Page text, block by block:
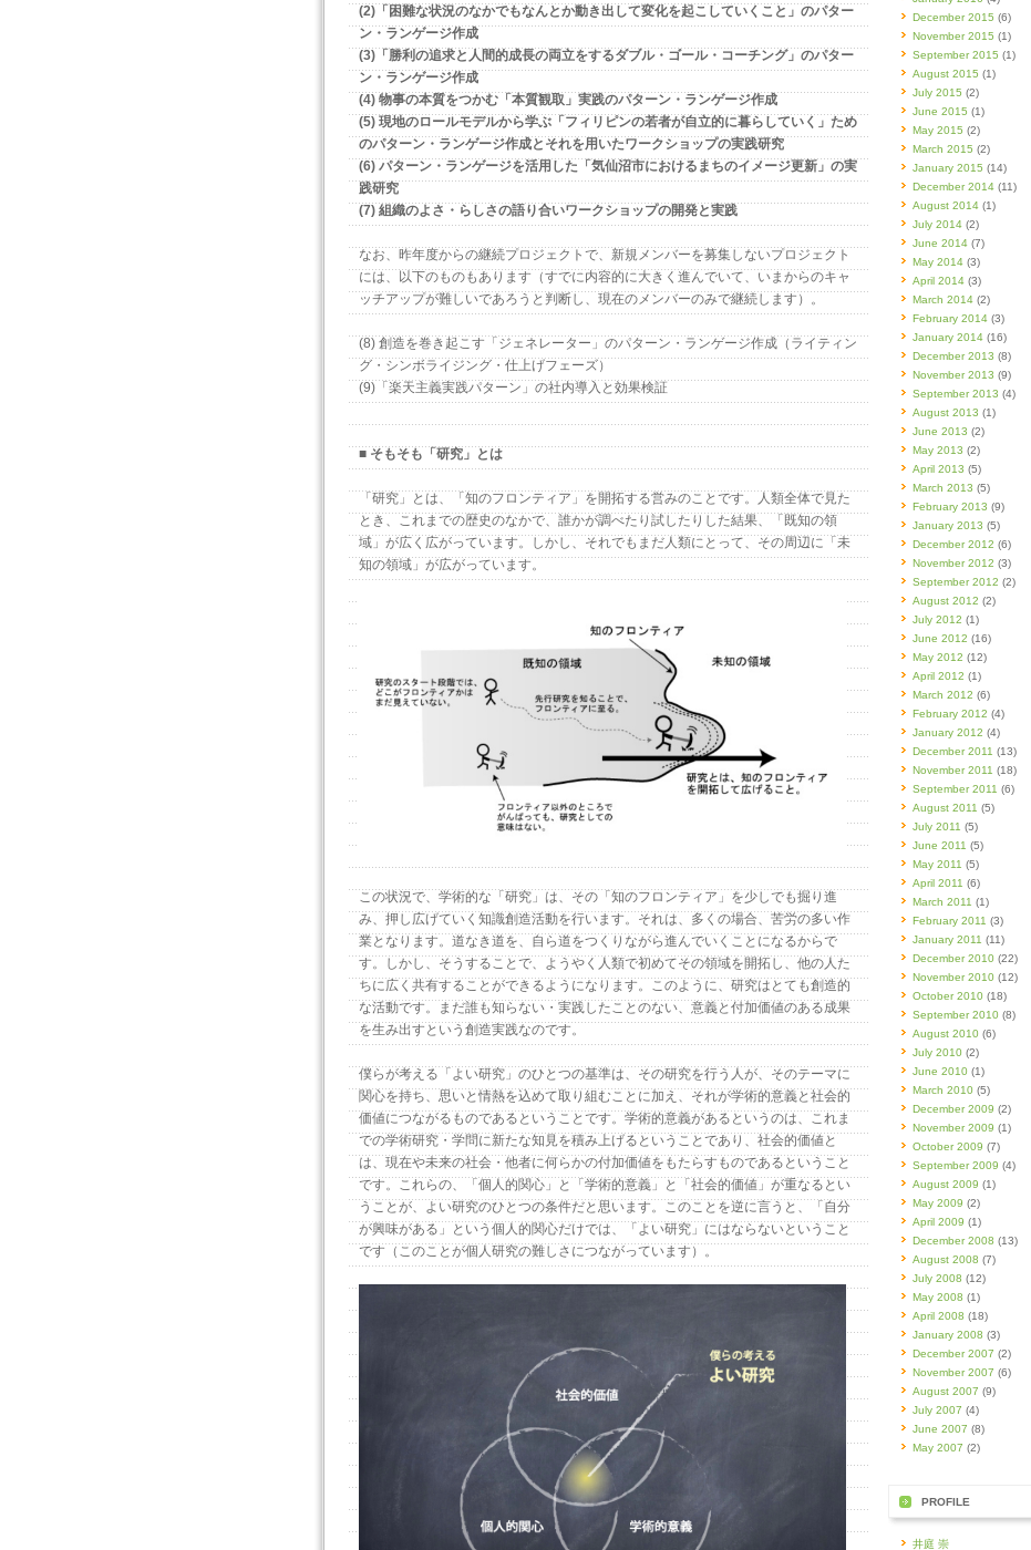
(2)「困難な状況のなかでもなんとか動き出して変化を起こしていくこと」のパター
ン・ランゲージ作成
(3)「勝利の追求と人間的成長の両立をするダブル・ゴール・コーチング」のパター
ン・ランゲージ作成
(4) 物事の本質をつかむ「本質観取」実践のパターン・ランゲージ作成
(5) 現地のロールモデルから学ぶ「フィリピンの若者が自立的に暮らしていく」ため
のパターン・ランゲージ作成とそれを用いたワークショップの実践研究
(6) パターン・ランゲージを活用した「気仙沼市におけるまちのイメージ更新」の実
践研究
(7) 組織のよさ・らしさの語り合いワークショップの開発と実践
なお、昨年度からの継続プロジェクトで、新規メンバーを募集しないプロジェクト
には、以下のものもあります（すでに内容的に大きく進んでいて、いまからのキャ
ッチアップが難しいであろうと判断し、現在のメンバーのみで継続します）。
(8) 創造を巻き起こす「ジェネレーター」のパターン・ランゲージ作成（ライティン
グ・シンボライジング・仕上げフェーズ）
(9)「楽天主義実践パターン」の社内導入と効果検証
■ そもそも「研究」とは
「研究」とは、「知のフロンティア」を開拓する営みのことです。人類全体で見た
とき、これまでの歴史のなかで、誰かが調べたり試したりした結果、「既知の領
域」が広く広がっています。しかし、それでもまだ人類にとって、その周辺に「未
知の領域」が広がっています。
この状況で、学術的な「研究」は、その「知のフロンティア」を少しでも掘り進
み、押し広げていく知識創造活動を行います。それは、多くの場合、苦労の多い作
業となります。道なき道を、自ら道をつくりながら進んでいくことになるからで
す。しかし、そうすることで、ようやく人類で初めてその領域を開拓し、他の人た
ちに広く共有することができるようになります。このように、研究はとても創造的
な活動です。まだ誰も知らない・実践したことのない、意義と付加価値のある成果
を生み出すという創造実践なのです。
僕らが考える「よい研究」のひとつの基準は、その研究を行う人が、そのテーマに
関心を持ち、思いと情熱を込めて取り組むことに加え、それが学術的意義と社会的
価値につながるものであるということです。学術的意義があるというのは、これま
での学術研究・学問に新たな知見を積み上げるということであり、社会的価値と
は、現在や未来の社会・他者に何らかの付加価値をもたらすものであるということ
です。これらの、「個人的関心」と「学術的意義」と「社会的価値」が重なるとい
うことが、よい研究のひとつの条件だと思います。このことを逆に言うと、「自分
が興味がある」という個人的関心だけでは、「よい研究」にはならないということ
です（このことが個人研究の難しさにつながっています）。
December 2015 (6)
November 2015 (1)
September 2015 (1)
August 2015 (1)
July 2015 (2)
June 2015 (1)
May 2015 (2)
March 2015 (2)
January 2015 (14)
December 2014 (11)
August 2014 (1)
July 2014 (2)
June 2014 (7)
May 2014 (3)
April 2014 (3)
March 2014 (2)
February 2014 (3)
January 2014 (16)
December 2013 (8)
November 2013 (9)
September 2013 (4)
August 2013 (1)
June 2013 (2)
May 2013 (2)
April 2013 (5)
March 2013 (5)
February 2013 (9)
January 2013 (5)
December 2012 (6)
November 2012 (3)
September 2012 (2)
August 2012 (2)
July 2012 (1)
June 2012 (16)
May 2012 (12)
April 2012 (1)
March 2012 (6)
February 2012 (4)
January 2012 (4)
December 2011 (13)
November 2011 (18)
September 2011 (6)
August 2011 (5)
July 2011 (5)
June 2011 (5)
May 2011 (5)
April 2011 (6)
March 2011 (1)
February 2011 (3)
January 2011 (11)
December 2010 (22)
November 2010 (12)
October 2010 (18)
September 2010 (8)
August 2010 (6)
July 2010 (2)
June 2010 (1)
March 2010 (5)
December 2009 (2)
November 2009 (1)
October 2009 (7)
September 2009 (4)
August 2009 (1)
May 2009 (2)
April 2009 (1)
December 2008 (13)
August 2008 (7)
July 2008 (12)
May 2008 (1)
April 2008 (18)
January 2008 (3)
December 2007 (2)
November 2007 (6)
August 2007 (9)
July 2007 (4)
June 2007 (8)
May 2007 (2)
PROFILE
井庭 崇